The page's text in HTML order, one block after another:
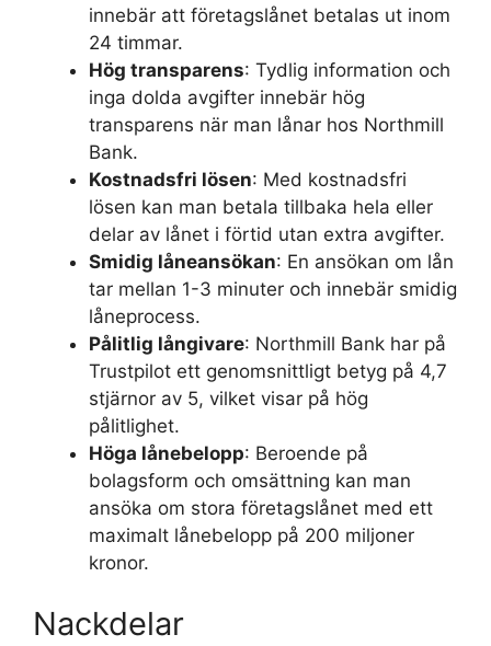
innebär att företagslånet betalas ut inom
24 timmar.
Hög transparens: Tydlig information och
inga dolda avgifter innebär hög
transparens när man lånar hos Northmill
Bank.
Kostnadsfri lösen: Med kostnadsfri
lösen kan man betala tillbaka hela eller
delar av lånet i förtid utan extra avgifter.
Smidig låneansökan: En ansökan om lån
tar mellan 1-3 minuter och innebär smidig
låneprocess.
Pålitlig långivare: Northmill Bank har på
Trustpilot ett genomsnittligt betyg på 4,7
stjärnor av 5, vilket visar på hög
pålitlighet.
Höga lånebelopp: Beroende på
bolagsform och omsättning kan man
ansöka om stora företagslånet med ett
maximalt lånebelopp på 200 miljoner
kronor.
Nackdelar